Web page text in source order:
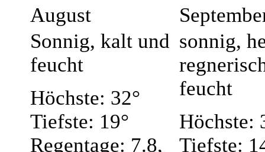
August
Sonnig, kalt und
feucht
Höchste: 32°
Tiefste: 19°
Regentage: 7.8,
sonnig,
feucht
Höchste:
Tiefste: